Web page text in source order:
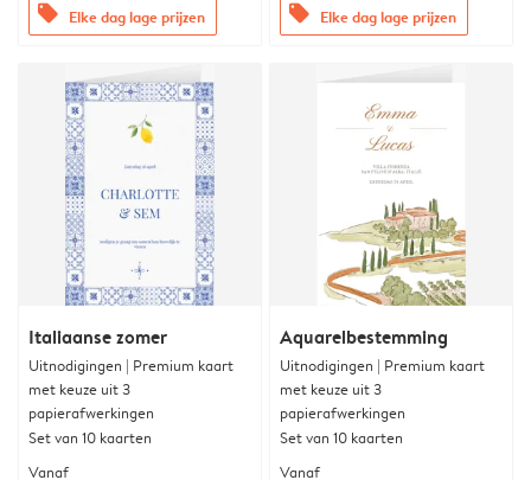
offers Elke dag lage prijzen offers Elke dag lage prijzen
Italiaanse zomer
Uitnodigingen | Premium kaart
met keuze uit 3
papierafwerkingen
Set van 10 kaarten
Vanaf
Aquarelbestemming
Uitnodigingen | Premium kaart
met keuze uit 3
papierafwerkingen
Set van 10 kaarten
Vanaf